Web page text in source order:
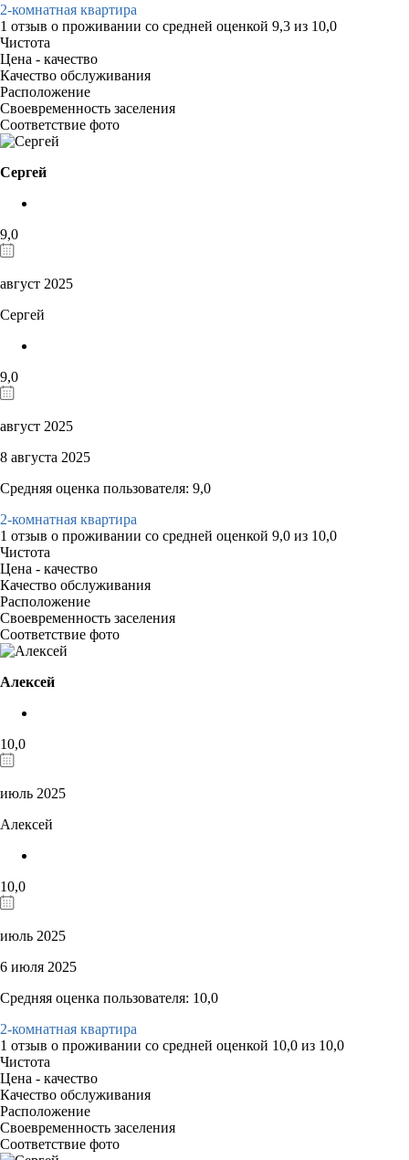
2-комнатная квартира
1 отзыв о проживании со средней оценкой 9,3 из 10,0
Чистота
Цена - качество
Качество обслуживания
Расположение
Своевременность заселения
Соответствие фото
Сергей
9,0
август 2025
Сергей
9,0
август 2025
8 августа 2025
Средняя оценка пользователя: 9,0
2-комнатная квартира
1 отзыв о проживании со средней оценкой 9,0 из 10,0
Чистота
Цена - качество
Качество обслуживания
Расположение
Своевременность заселения
Соответствие фото
Алексей
10,0
июль 2025
Алексей
10,0
июль 2025
6 июля 2025
Средняя оценка пользователя: 10,0
2-комнатная квартира
1 отзыв о проживании со средней оценкой 10,0 из 10,0
Чистота
Цена - качество
Качество обслуживания
Расположение
Своевременность заселения
Соответствие фото